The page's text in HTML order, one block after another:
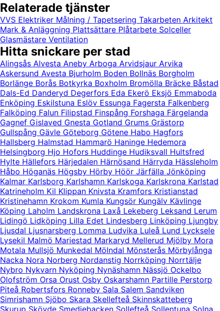
Relaterade tjänster
VVS Elektriker Målning / Tapetsering Takarbeten Arkitekt
Mark & Anläggning Plattsättare Plåtarbete Solceller
Glasmästare Ventilation
Hitta snickare per stad
Alingsås Alvesta Aneby Arboga Arvidsjaur Arvika
Askersund Avesta Bjurholm Boden Bollnäs Borgholm
Borlänge Borås Botkyrka Boxholm Bromölla Bräcke Båstad
Dals-Ed Danderyd Degerfors Eda Ekerö Eksjö Emmaboda
Enköping Eskilstuna Eslöv Essunga Fagersta Falkenberg
Falköping Falun Filipstad Finspång Forshaga Färgelanda
Gagnef Gislaved Gnesta Gotland Grums Grästorp
Gullspång Gävle Göteborg Götene Habo Hagfors
Hallsberg Halmstad Hammarö Haninge Hedemora
Helsingborg Hjo Hofors Huddinge Hudiksvall Hultsfred
Hylte Hällefors Härjedalen Härnösand Härryda Hässleholm
Håbo Höganäs Högsby Hörby Höör Järfälla Jönköping
Kalmar Karlsborg Karlshamn Karlskoga Karlskrona Karlstad
Katrineholm Kil Klippan Knivsta Kramfors Kristianstad
Kristinehamn Krokom Kumla Kungsör Kungälv Kävlinge
Köping Laholm Landskrona Laxå Lekeberg Leksand Lerum
Lidingö Lidköping Lilla Edet Lindesberg Linköping Ljungby
Ljusdal Ljusnarsberg Lomma Ludvika Luleå Lund Lycksele
Lysekil Malmö Mariestad Markaryd Mellerud Mjölby Mora
Motala Mullsjö Munkedal Mölndal Mönsterås Mörbylånga
Nacka Nora Norberg Nordanstig Norrköping Norrtälje
Nybro Nykvarn Nyköping Nynäshamn Nässjö Ockelbo
Olofström Orsa Orust Osby Oskarshamn Partille Perstorp
Piteå Robertsfors Ronneby Sala Salem Sandviken
Simrishamn Sjöbo Skara Skellefteå Skinnskatteberg
Skurup Skövde Smedjebacken Sollefteå Sollentuna Solna